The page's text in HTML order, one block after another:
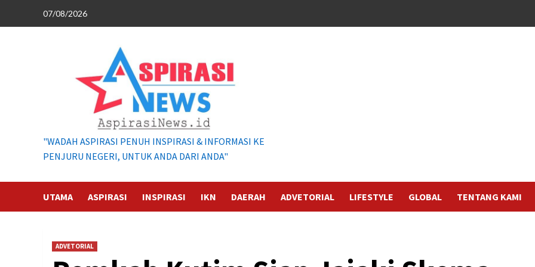
07/08/2026
"WADAH ASPIRASI PENUH INSPIRASI & INFORMASI KE
PENJURU NEGERI, UNTUK ANDA DARI ANDA"
UTAMA ASPIRASI INSPIRASI IKN DAERAH ADVETORIAL LIFESTYLE GLOBAL TENTANG KAMI
ADVETORIAL